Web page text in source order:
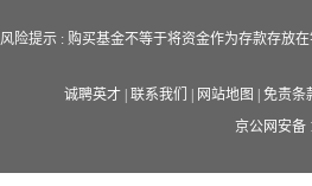
风险提示 : 购买基金不等于将资金作为存款存放
诚聘英才 联系我们 网站地图
免责条
京公网安备